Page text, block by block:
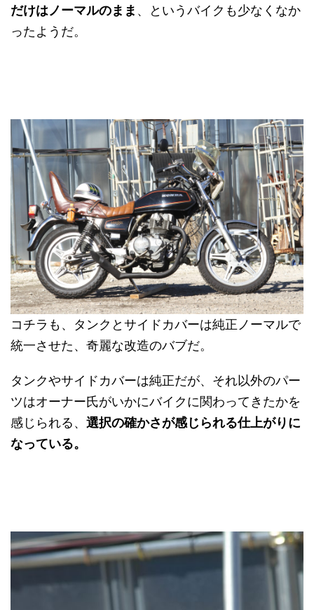
だけはノーマルのまま 、というバイクも少なくなか
ったようだ。
コチラも、タンクとサイドカバーは純正ノーマルで
統一させた、奇麗な改造のバブだ。
タンクやサイドカバーは純正だが、それ以外のパー
ツはオーナー氏がいかにバイクに関わってきたかを
感じられる、 選択の確かさが感じられる仕上がりに
なっている。